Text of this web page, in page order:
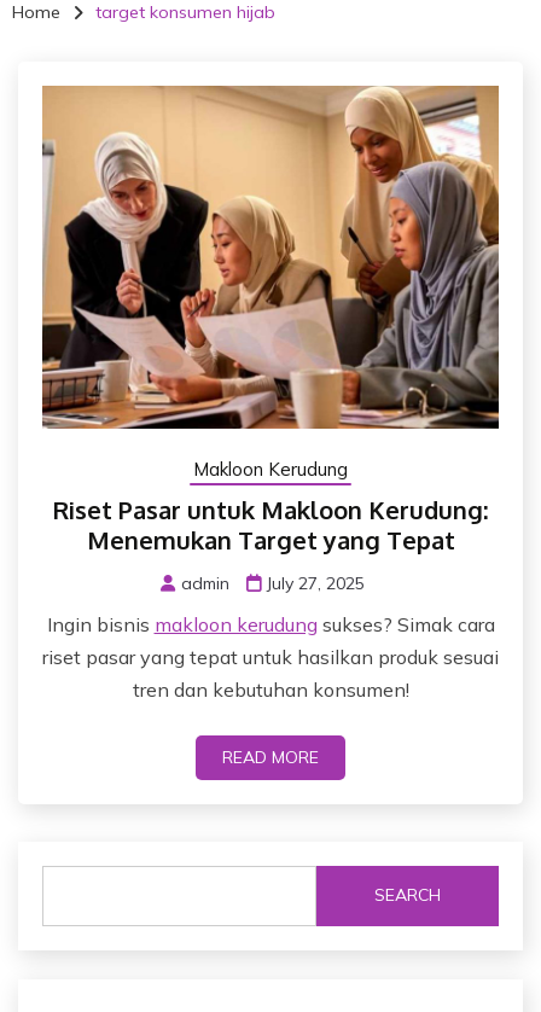
Home target konsumen hijab
Makloon Kerudung
Riset Pasar untuk Makloon Kerudung:
Menemukan Target yang Tepat
admin July 27, 2025
Ingin bisnis makloon kerudung sukses? Simak cara
riset pasar yang tepat untuk hasilkan produk sesuai
tren dan kebutuhan konsumen!
READ MORE
SEARCH